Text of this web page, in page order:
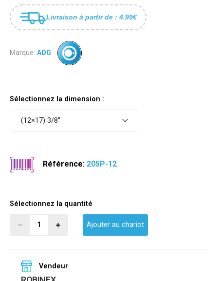
Livraison à partir de : 4.99€
Marque: ADG
Sélectionnez la dimension :
(12×17) 3/8"
Référence: 205P-12
Sélectionnez la quantité
Ajouter au chariot
Vendeur